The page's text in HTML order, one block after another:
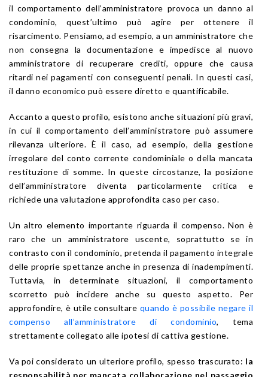
il comportamento dell’amministratore provoca un danno al
condominio, quest’ultimo può agire per ottenere il
risarcimento. Pensiamo, ad esempio, a un amministratore che
non consegna la documentazione e impedisce al nuovo
amministratore di recuperare crediti, oppure che causa
ritardi nei pagamenti con conseguenti penali. In questi casi,
il danno economico può essere diretto e quantificabile.
Accanto a questo profilo, esistono anche situazioni più gravi,
in cui il comportamento dell’amministratore può assumere
rilevanza ulteriore. È il caso, ad esempio, della gestione
irregolare del conto corrente condominiale o della mancata
restituzione di somme. In queste circostanze, la posizione
dell’amministratore diventa particolarmente critica e
richiede una valutazione approfondita caso per caso.
Un altro elemento importante riguarda il compenso. Non è
raro che un amministratore uscente, soprattutto se in
contrasto con il condominio, pretenda il pagamento integrale
delle proprie spettanze anche in presenza di inadempimenti.
Tuttavia, in determinate situazioni, il comportamento
scorretto può incidere anche su questo aspetto. Per
approfondire, è utile consultare quando è possibile negare il
compenso all’amministratore di condominio, tema
strettamente collegato alle ipotesi di cattiva gestione.
Va poi considerato un ulteriore profilo, spesso trascurato: la
responsabilità per mancata collaborazione nel passaggio